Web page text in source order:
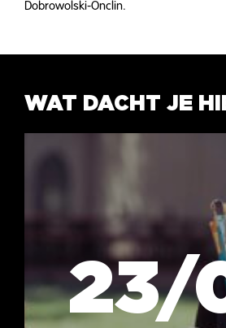
Dobrowolski-Onclin.
WAT DACHT JE
23/